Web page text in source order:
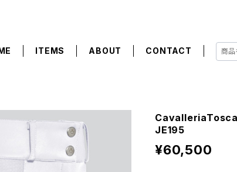
ITEMS ABOUT CONTACT
JE195
¥60,500